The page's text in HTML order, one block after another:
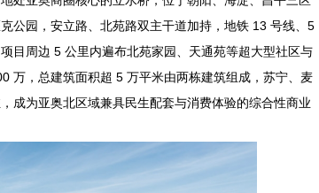
公园，安立路、北苑路双主干道加持，地铁 13 号线、5
目周边 5 公里内遍布北苑家园、天通苑等超大型社区与
万，总建筑面积超 5 万平米由两栋建筑组成，苏宁、麦
成为亚奥北区域兼具民生配套与消费体验的综合性商业